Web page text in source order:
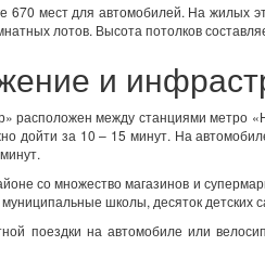
670 мест для автомобилей. На
лотов. Высота потолков
и
расположен между станциями метро
дойти за 10 – 15 минут. На
со множество магазинов и
школы, десяток детских
поездки на автомобиле или